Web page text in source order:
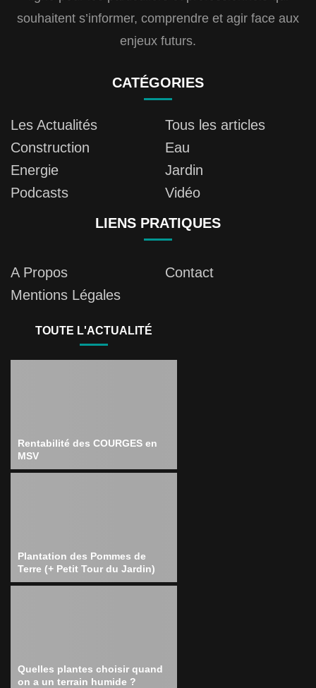
souhaitent s’informer, comprendre et agir face aux
enjeux futurs.
CATÉGORIES
Les Actualités
Tous les articles
Construction
Eau
Energie
Jardin
Podcasts
Vidéo
LIENS PRATIQUES
A Propos
Contact
Mentions Légales
TOUTE L'ACTUALITÉ
Rentabilité des COURGES en
MSV
Plantation des Pommes de
Terre (+ Petit Tour du Jardin)
Quelles plantes choisir quand
on a un terrain humide ?